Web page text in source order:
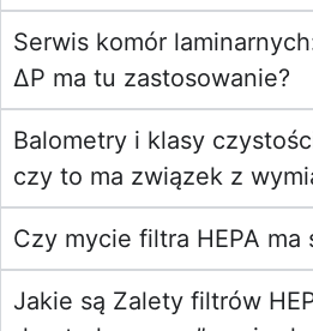
Serwis komór
ΔP ma tu zastosowanie?
Balometry i klasy
czy to ma związek z
Czy mycie filtra HEPA ma
Jakie są Zalety filtrów